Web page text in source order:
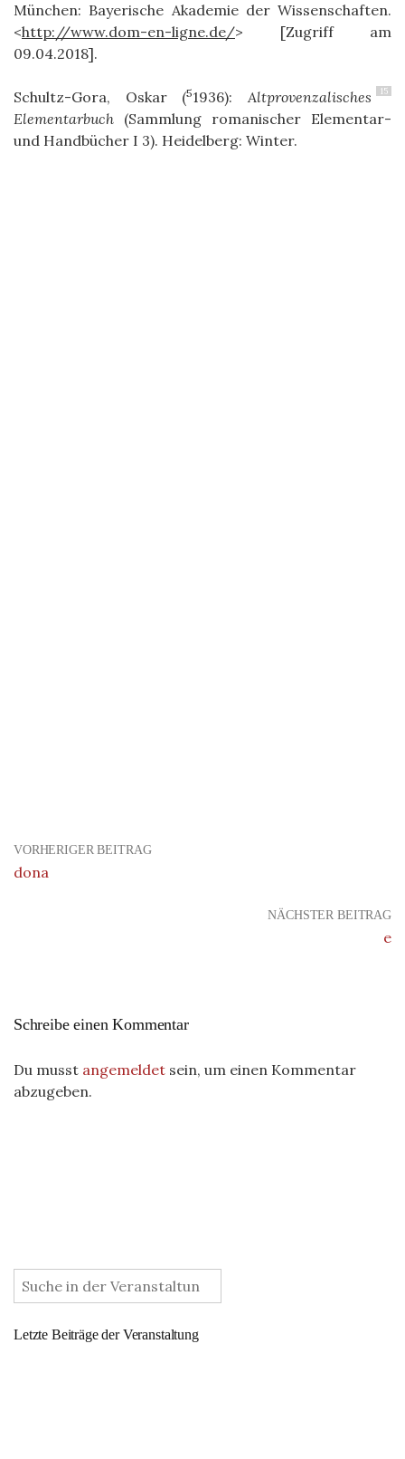
München: Bayerische Akademie der Wissenschaften.
<http://www.dom-en-ligne.de/> [Zugriff am
09.04.2018].
15
Schultz-Gora, Oskar (51936):Altprovenzalisches
Elementarbuch (Sammlung romanischer Elementar-
und Handbücher I 3). Heidelberg: Winter.
VORHERIGER BEITRAG
dona
NÄCHSTER BEITRAG
e
Schreibe einen Kommentar
Du musst angemeldet sein, um einen Kommentar
abzugeben.
:
Letzte Beiträge der Veranstaltung